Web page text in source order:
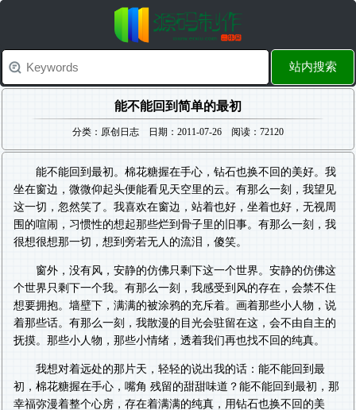
站内搜索
能不能回到简单的最初
分类：原创日志 日期：2011-07-26 阅读：72120
能不能回到最初。棉花糖握在手心，钻石也换不回的美好。我
坐在窗边，微微仰起头便能看见天空里的云。有那么一刻，我望见
这一切，忽然笑了。我喜欢在窗边，站着也好，坐着也好，无视周
围的喧闹，习惯性的想起那些烂到骨子里的旧事。有那么一刻，我
很想很想那一切，想到旁若无人的流泪，傻笑。
窗外，没有风，安静的仿佛只剩下这一个世界。安静的仿佛这
个世界只剩下一个我。有那么一刻，我感受到风的存在，会禁不住
想要拥抱。墙壁下，满满的被涂鸦的充斥着。画着那些小人物，说
着那些话。有那么一刻，我散漫的目光会驻留在这，会不由自主的
抚摸。那些小人物，那些小情绪，透着我们再也找不回的纯真。
我想对着远处的那片天，轻轻的说出我的话：能不能回到最
初，棉花糖握在手心，嘴角 残留的甜甜味道？能不能回到最初，那
幸福弥漫着整个心房，存在着满满的纯真，用钻石也换不回的美